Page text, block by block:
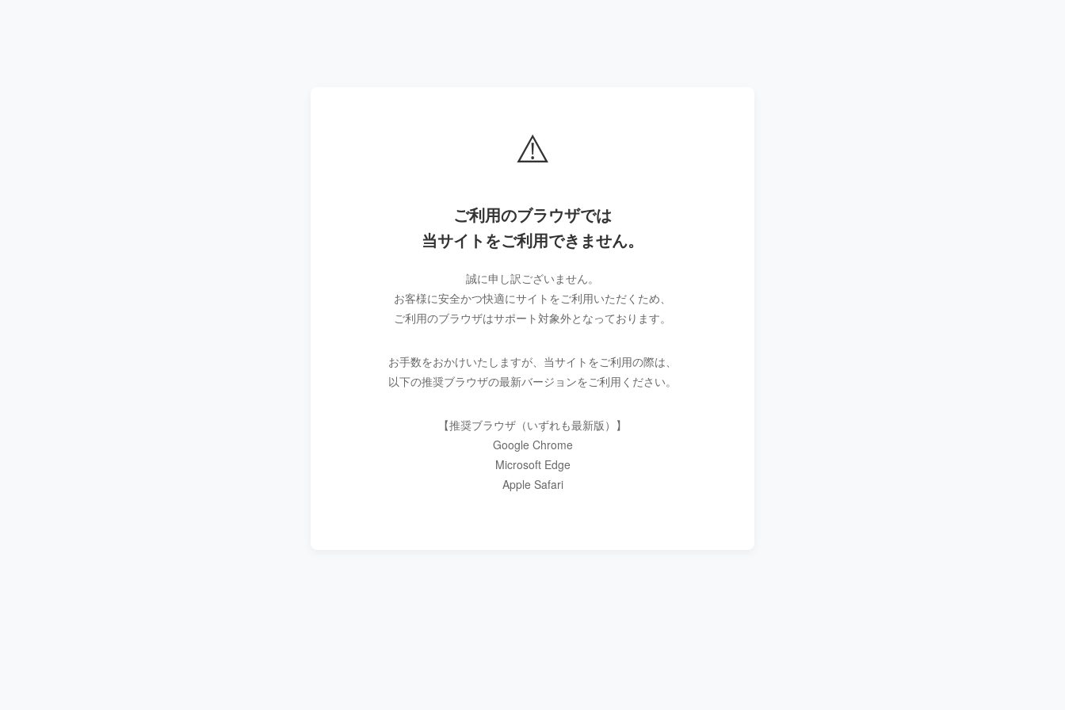
⚠️
ご利用のブラウザでは
当サイトをご利用できません。
誠に申し訳ございません。
お客様に安全かつ快適にサイトをご利用いただくため、
ご利用のブラウザはサポート対象外となっております。
お手数をおかけいたしますが、当サイトをご利用の際は、
以下の推奨ブラウザの最新バージョンをご利用ください。
【推奨ブラウザ（いずれも最新版）】
Google Chrome
Microsoft Edge
Apple Safari